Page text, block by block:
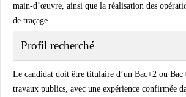
main-d’œuvre, ainsi que la réalisation des
de traçage.
Profil recherché
Le candidat doit être titulaire d’un Bac+2 ou
travaux publics, avec une expérience confirmée